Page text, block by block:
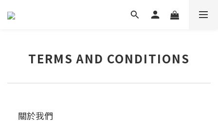
TERMS AND CONDITIONS
關於我們